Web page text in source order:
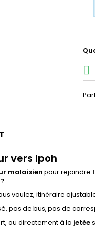

vers Ipoh
malaisien pour rejoindre
voulez, itinéraire
pas de bus, pas de
ou directement à la jetée